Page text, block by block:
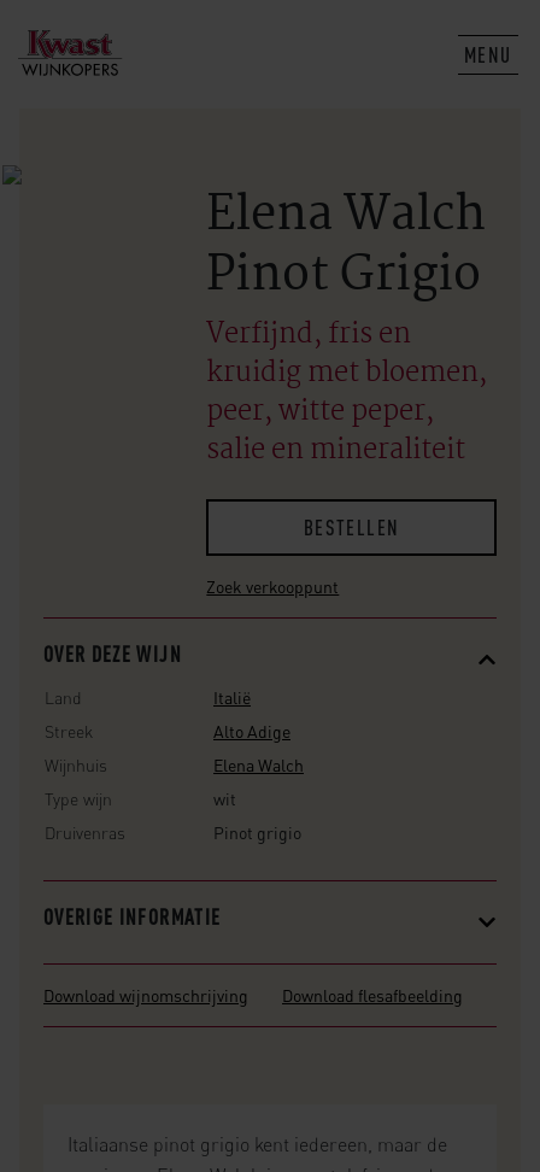
MENU
Elena Walch
Pinot Grigio
Verfijnd, fris en
kruidig met bloemen,
peer, witte peper,
salie en mineraliteit
BESTELLEN
Zoek verkooppunt
OVER DEZE WIJN
Land
Italië
Streek
Alto Adige
Wijnhuis
Elena Walch
Type wijn
wit
Druivenras
Pinot grigio
OVERIGE INFORMATIE
Download wijnomschrijving Download flesafbeelding
Italiaanse pinot grigio kent iedereen, maar de